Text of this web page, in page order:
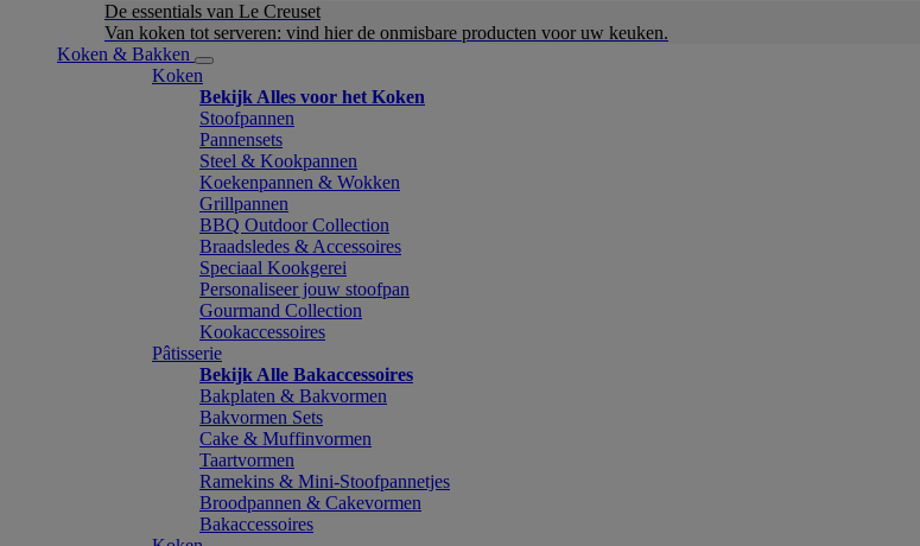
De essentials van Le Creuset
Van koken tot serveren: vind hier de onmisbare producten voor uw keuken.
Koken & Bakken
Koken
Bekijk Alles voor het Koken
Stoofpannen
Pannensets
Steel & Kookpannen
Koekenpannen & Wokken
Grillpannen
BBQ Outdoor Collection
Braadsledes & Accessoires
Speciaal Kookgerei
Personaliseer jouw stoofpan
Gourmand Collection
Kookaccessoires
Pâtisserie
Bekijk Alle Bakaccessoires
Bakplaten & Bakvormen
Bakvormen Sets
Cake & Muffinvormen
Taartvormen
Ramekins & Mini-Stoofpannetjes
Broodpannen & Cakevormen
Bakaccessoires